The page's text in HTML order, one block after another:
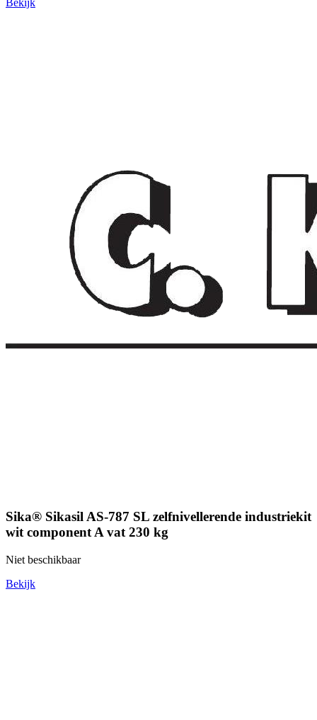
Bekijk
Sika® Sikasil AS-787 SL zelfnivellerende industriekit
wit component A vat 230 kg
Niet beschikbaar
Bekijk